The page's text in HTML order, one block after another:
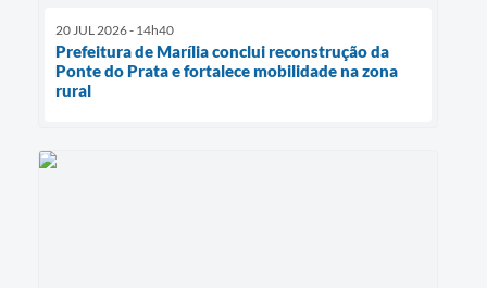
20 JUL 2026 - 14h40
Prefeitura de Marília conclui reconstrução da
Ponte do Prata e fortalece mobilidade na zona
rural